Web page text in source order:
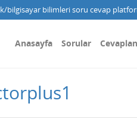
bilgisayar bilimleri soru cevap
Anasayfa Sorular